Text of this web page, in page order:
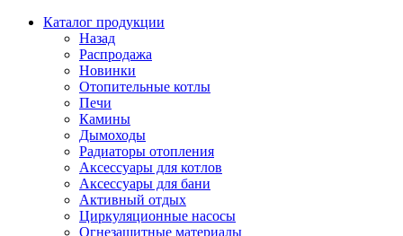
Каталог продукции
Назад
Распродажа
Новинки
Отопительные котлы
Печи
Камины
Дымоходы
Радиаторы отопления
Аксессуары для котлов
Аксессуары для бани
Активный отдых
Циркуляционные насосы
Огнезащитные материалы